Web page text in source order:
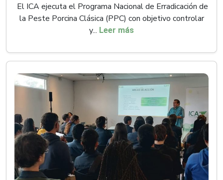
El ICA ejecuta el Programa Nacional de Erradicación de
la Peste Porcina Clásica (PPC) con objetivo controlar
y... Leer más